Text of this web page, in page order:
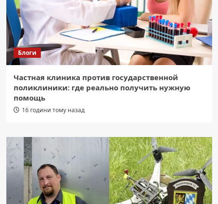
Блоги
Частная клиника против государственной
поликлиники: где реально получить нужную
помощь
16 години тому назад